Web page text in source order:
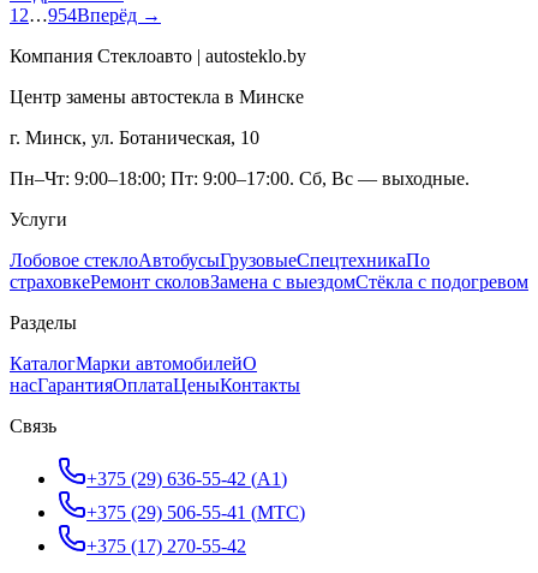
1 2…954Вперёд →
Компания Стеклоавто | autosteklo.by
Центр замены автостекла в Минске
г. Минск, ул. Ботаническая, 10
Пн–Чт: 9:00–18:00; Пт: 9:00–17:00. Сб, Вс — выходные.
Услуги
Лобовое стеклоАвтобусыГрузовыеСпецтехникаПо
страховкеРемонт сколовЗамена с выездомСтёкла с подогревом
Разделы
КаталогМарки автомобилейО
насГарантияОплатаЦеныКонтакты
Связь
+375 (29) 636-55-42 (A1)
+375 (29) 506-55-41 (МТС)
+375 (17) 270-55-42